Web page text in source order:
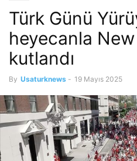
Türk Günü
heyecanla New
kutlandı
By Usaturknews - 19 Mayıs 2025